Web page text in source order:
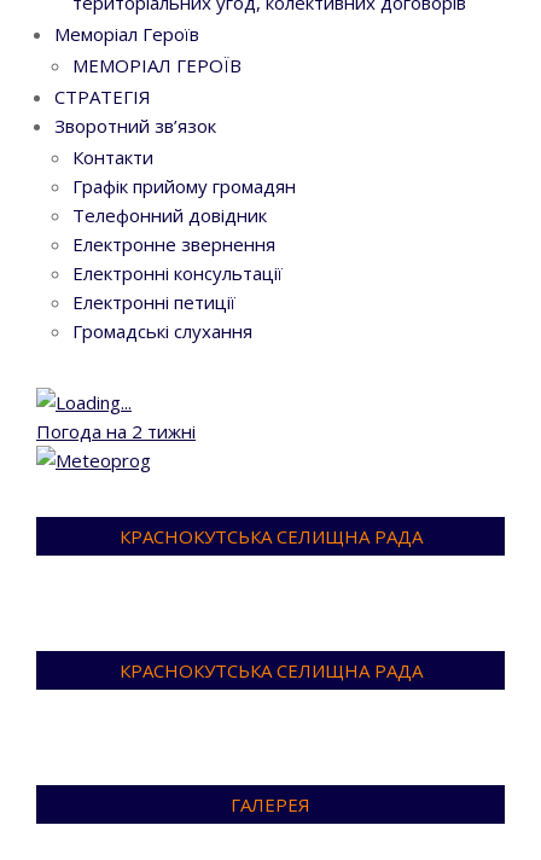
Меморіал Героїв
МЕМОРІАЛ ГЕРОЇВ
СТРАТЕГІЯ
Зворотний зв’язок
Контакти
Графік прийому громадян
Телефонний довідник
Електронне звернення
Електронні консультації
Електронні петиції
Громадські слухання
Погода на 2 тижні
КРАСНОКУТСЬКА СЕЛИЩНА РАДА
КРАСНОКУТСЬКА СЕЛИЩНА РАДА
ГАЛЕРЕЯ